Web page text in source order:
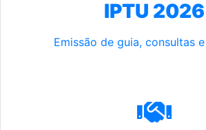
IPTU 2026
Emissão de guia, consultas